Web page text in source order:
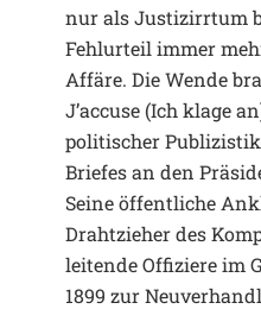
nur als Justizirrtum
Fehlurteil immer
Affäre. Die Wende
J’accuse (Ich klage
politischer
Briefes an den
Seine öffentliche
Drahtzieher des
leitende Offiziere im
1899 zur